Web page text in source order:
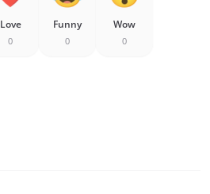
Love
0
Funny
0
Wow
0